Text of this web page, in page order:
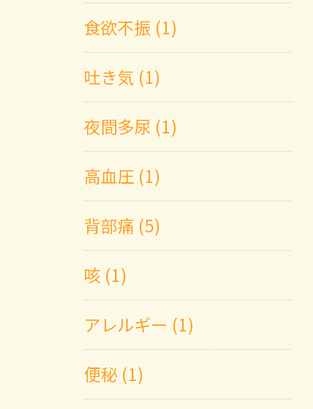
食欲不振 (1)
吐き気 (1)
夜間多尿 (1)
高血圧 (1)
背部痛 (5)
咳 (1)
アレルギー (1)
便秘 (1)